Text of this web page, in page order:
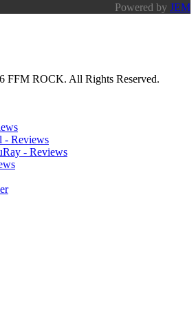
Powered by JEM
FFM ROCK. All Rights Reserved.
Reviews
- Reviews